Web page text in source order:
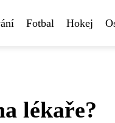
Fotbal Hokej
lékaře?